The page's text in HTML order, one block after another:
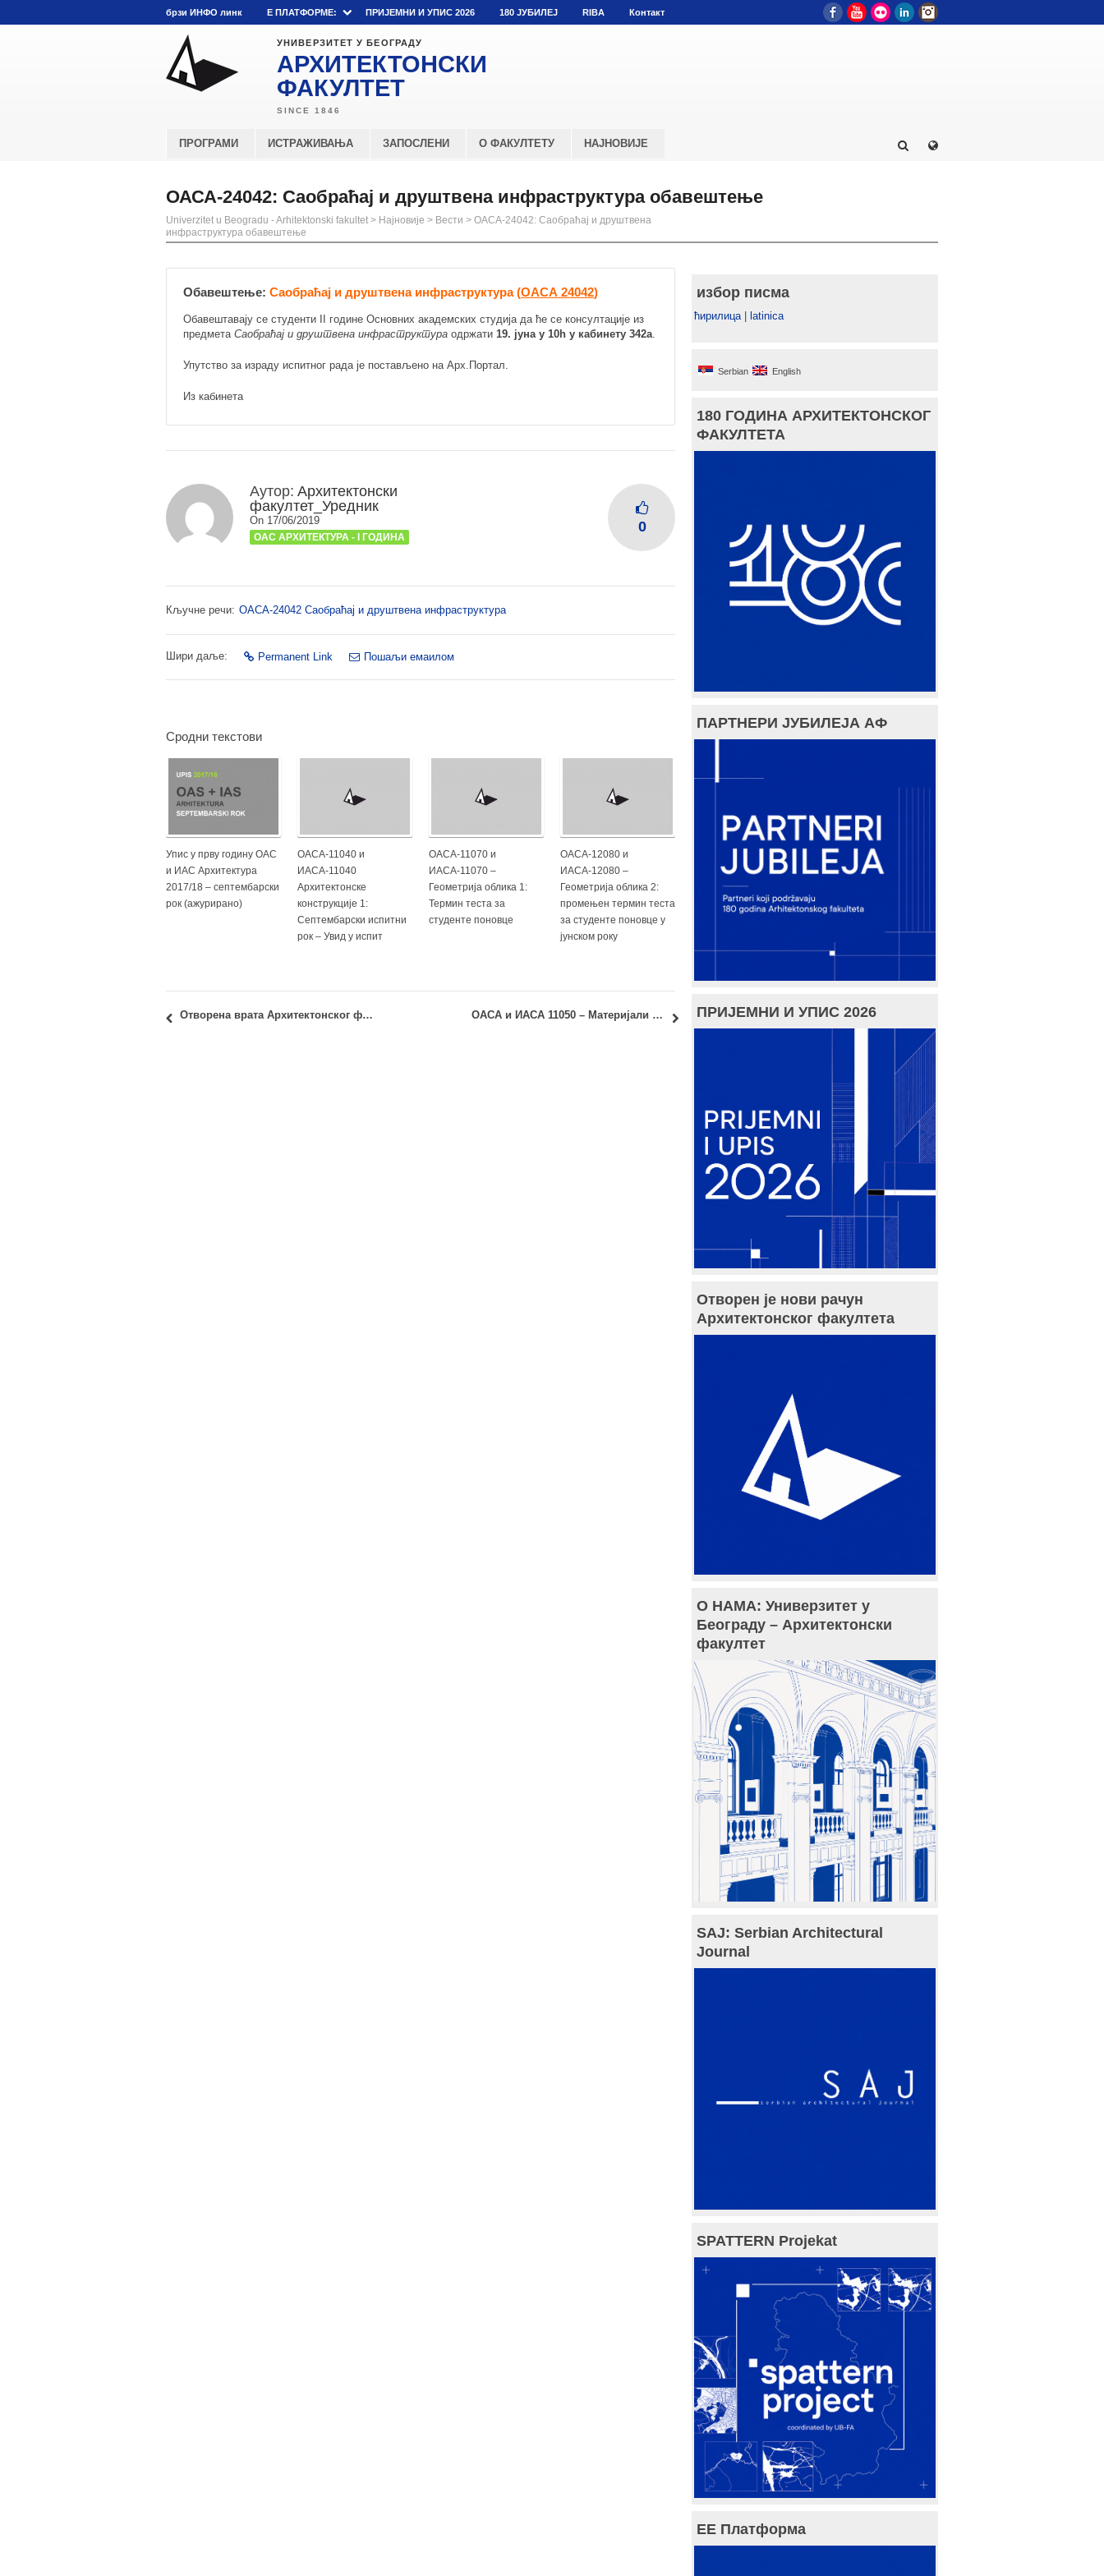
брзи ИНФО линк E ПЛАТФОРМЕ: ПРИЈЕМНИ И УПИС 2026 180 ЈУБИЛЕЈ RIBA Контакт FacebookYouTube
Flickr LinkedIn
УНИВЕРЗИТЕТ У БЕОГРАДУ
АРХИТЕКТОНСКИ
ФАКУЛТЕТ
ПРОГРАМИ ИСТРАЖИВАЊА ЗАПОСЛЕНИ О ФАКУЛТЕТУ НАЈНОВИЈЕ
ОАСА-24042: Саобраћај и друштвена инфраструктура обавештење
Univerzitet u Beogradu - Arhitektonski fakultet > Најновије > Вести > ОАСА-24042: Саобраћај и друштвена
инфраструктура обавештење
Обавештење: Саобраћај и друштвена инфраструктура (ОАСА 24042)
Обавештавају се студенти II године Основних академских студија да ће се консултације из
предмета Саобраћај и друштвена инфраструктура одржати 19. јуна у 10h у кабинету 342а.
Упутство за израду испитног рада је постављено на Арх.Портал.
Из кабинета
Аутор: Архитектонски
факултет_Уредник
On 17/06/2019
ОАС АРХИТЕКТУРА - I ГОДИНА
0
Кључне речи: ОАСА-24042 Саобраћај и друштвена инфраструктура
Шири даље: Permanent Link Пошаљи емаилом
Сродни текстови
Упис у прву годину ОАС
и ИАС Архитектура
2017/18 – септембарски
рок (ажурирано)
ОАСА-11040 и
ИАСА-11040
Архитектонске
конструкције 1:
Септембарски испитни
рок – Увид у испит
ОАСА-11070 и
ИАСА-11070 –
Геометрија облика 1:
Термин теста за
студенте поновце
ОАСА-12080 и
ИАСА-12080 –
Геометрија облика 2:
промењен термин теста
за студенте поновце у
јунском року
Отворена врата Архитектонског факултета за мастер студије – 4. јул 2019. ОАСА и ИАСА 11050 – Материјали и физика зграда увид у испитне радове
избор писма
ћирилица| latinica
Serbian English
180 ГОДИНА АРХИТЕКТОНСКОГ
ФАКУЛТЕТА
ПАРТНЕРИ ЈУБИЛЕЈА АФ
ПРИЈЕМНИ И УПИС 2026
Отворен је нови рачун
Архитектонског факултета
О НАМА: Универзитет у
Београду – Архитектонски
факултет
SAJ: Serbian Architectural
Journal
SPATTERN Projekat
ЕЕ Платформа